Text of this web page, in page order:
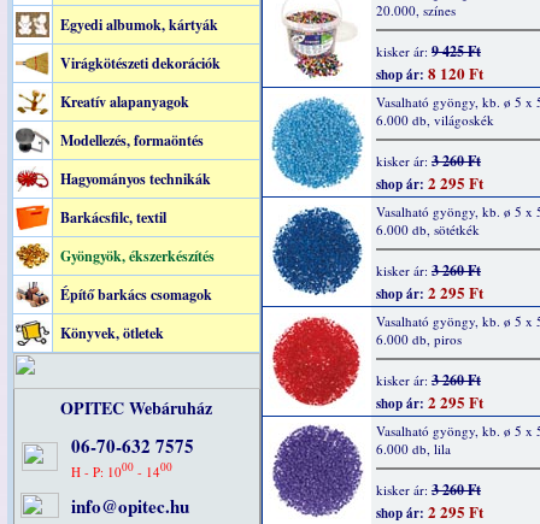
Egyedi albumok, kártyák
Virágkötészeti dekorációk
Kreatív alapanyagok
Modellezés, formaöntés
Hagyományos technikák
Barkácsfilc, textil
Gyöngyök, ékszerkészítés
Építő barkács csomagok
Könyvek, ötletek
OPITEC Webáruház
06-70-632 7575
H - P: 1000- 1400
info@opitec.hu
20.000, színes
kisker ár: 9 425 Ft
shop ár: 8 120 Ft
Vasalható gyöngy, kb. ø 5 x
6.000 db, világoskék
kisker ár: 3 260 Ft
shop ár: 2 295 Ft
Vasalható gyöngy, kb. ø 5 x
6.000 db, sötétkék
kisker ár: 3 260 Ft
shop ár: 2 295 Ft
Vasalható gyöngy, kb. ø 5 x
6.000 db, piros
kisker ár: 3 260 Ft
shop ár: 2 295 Ft
Vasalható gyöngy, kb. ø 5 x
6.000 db, lila
kisker ár: 3 260 Ft
shop ár: 2 295 Ft